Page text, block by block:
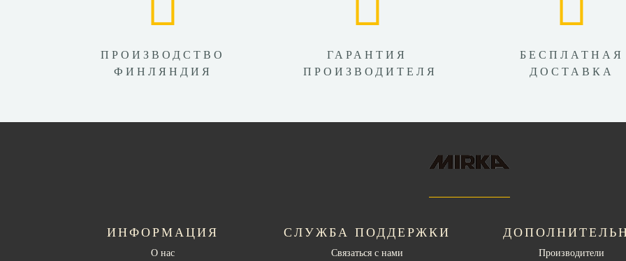
ПРОИЗВОДСТВО
ФИНЛЯНДИЯ
ГАРАНТИЯ
ПРОИЗВОДИТЕЛЯ
БЕСПЛАТНАЯ
ДОСТАВКА
ИНФОРМАЦИЯ
О нас
СЛУЖБА ПОДДЕРЖКИ
Связаться с нами Производители